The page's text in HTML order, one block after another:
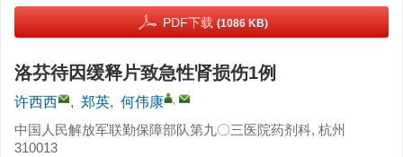
PDF下载 (1086 KB)
洛芬待因缓释片致急性肾损伤1例
许西西 , 郑英, 何伟康 ,
中国人民解放军联勤保障部队第九〇三医院药剂科, 杭州
310013